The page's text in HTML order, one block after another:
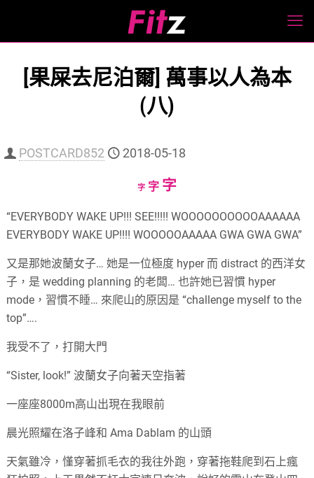
[果屎去尼泊爾] 萬事以人為本
(八)
POSTCARD852 2018-05-18
字Decrease
size.
字Reset
size.
字Increase
size.
“EVERYBODY WAKE UP!!! SEE!!!!! WOOOOOOOOOOAAAAAA
EVERYBODY WAKE UP!!!! WOOOOOAAAAA GWA GWA GWA”
又是那她波蘭女子… 她是一位極度 hyper 而 distract 的西洋女
子，是 wedding planning 的老闆… 也許她已習慣 hyper
mode，習慣不睡… 來爬山的原因是 “challenge myself to the
top”….
我受不了，打開大門
“Sister, look!” 波蘭女子向著天空指著
一座座8000m高山出現在我眼前
晨光照耀在洛子峰和 Ama Dablam 的山頭
天氣雖冷，慬穿著抓毛衣的我往外跑，穿著拖鞋爬到石上瘋